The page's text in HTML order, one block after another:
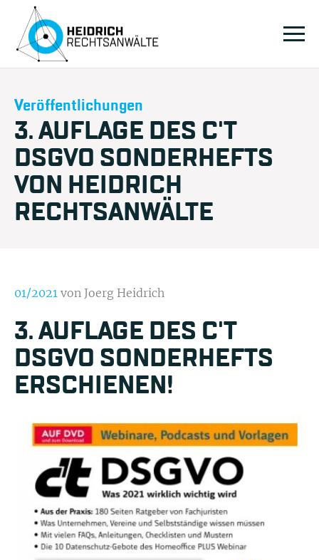
Veröffentlichungen
3. AUFLAGE DES C'T
DSGVO SONDERHEFTS
VON HEIDRICH
RECHTSANWÄLTE
01/2021 von Joerg Heidrich
3. AUFLAGE DES C'T
DSGVO SONDERHEFTS
ERSCHIENEN!